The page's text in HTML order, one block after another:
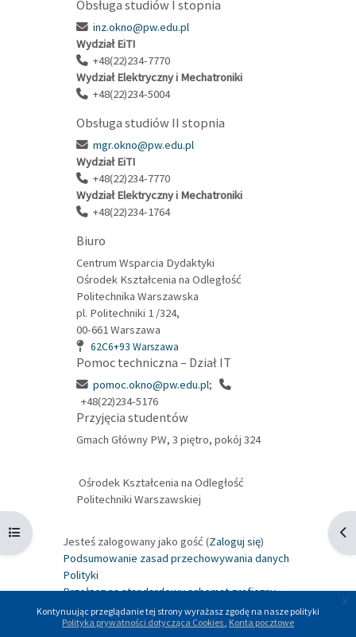
Kontynuując przeglądanie tej strony wyrażasz zgodę na nasze polityki
Polityka prywatności dotycząca Cookies Konta pocztowe
x
Otwórz indeks kursu
Obsługa studiów I stopnia
inz.okno@pw.edu.pl
Wydział EiTI
+48(22)234-7770
Wydział Elektryczny i Mechatroniki
+48(22)234-5004
Obsługa studiów II stopnia
mgr.okno@pw.edu.pl
Wydział EiTI
+48(22)234-7770
Wydział Elektryczny i Mechatroniki
+48(22)234-1764
Biuro
Centrum Wsparcia Dydaktyki
Ośrodek Kształcenia na Odległość
Politechnika Warszawska
pl. Politechniki 1 /324,
00-661 Warszawa
62C6+93 Warszawa
Pomoc techniczna – Dział IT
pomoc.okno@pw.edu.pl;
+48(22)234-5176
Przyjęcia studentów
Gmach Główny PW, 3 piętro, pokój 324
Ośrodek Kształcenia na Odległość
Politechniki Warszawskiej
Jesteś zalogowany jako gość (Zaloguj się)
Podsumowanie zasad przechowywania danych
Polityki
Przełącz na standardowy schemat graficzny